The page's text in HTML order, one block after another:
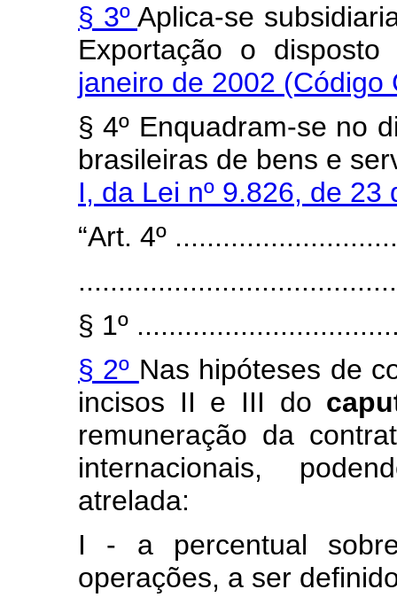
§ 3º Aplica-se
Exportação o
janeiro de 2002
§ 4º Enquadram-se no
brasileiras de bens e
I, da Lei nº 9.826, de
“Art. 4º
§ 1º
§ 2º Nas hipóteses de
incisos II e III do
remuneração da
internacionais,
atrelada:
I - a percentual
operações, a ser